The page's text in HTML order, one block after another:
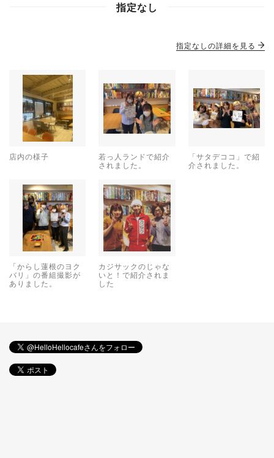
指定なし
指定なしの詳細を見る
店内の様子
若っ人ランドで紹介
されました。
「サタデココ」で紹
介されました。
「からし蓮根のヨク
バリ」の番組撮影が
ありました。
カジサックのじゃな
いと！で紹介されま
した